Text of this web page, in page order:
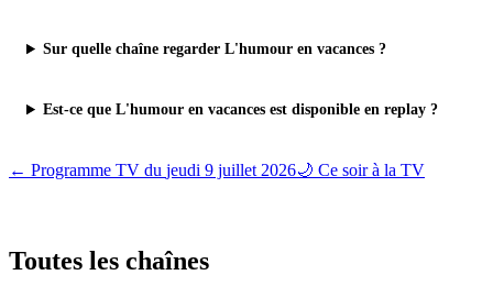
Sur quelle chaîne regarder L'humour en vacances ?
Est-ce que L'humour en vacances est disponible en replay ?
← Programme TV du jeudi 9 juillet 2026🌙 Ce soir à la TV
Toutes les chaînes